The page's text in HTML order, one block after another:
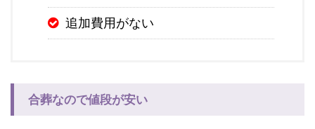
追加費用がない
合葬なので値段が安い